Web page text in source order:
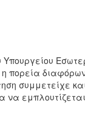
πορεία
συμμετείχε